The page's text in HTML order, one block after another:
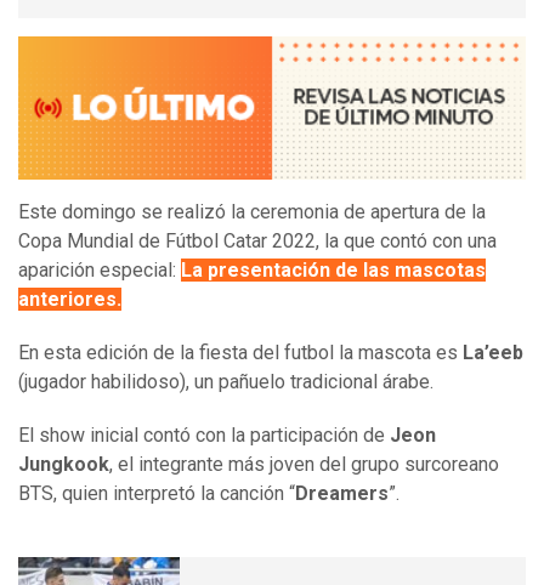
Este domingo se realizó la ceremonia de apertura de la
Copa Mundial de Fútbol Catar 2022, la que contó con una
aparición especial: La presentación de las mascotas
anteriores.
En esta edición de la fiesta del futbol la mascota es La’eeb
(jugador habilidoso), un pañuelo tradicional árabe.
El show inicial contó con la participación de Jeon
Jungkook, el integrante más joven del grupo surcoreano
BTS, quien interpretó la canción “Dreamers”.